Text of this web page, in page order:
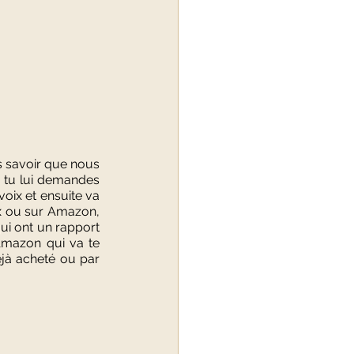
savoir que nous
tu lui demandes
et ensuite va
ou sur Amazon,
ont un rapport
qui va te
acheté ou par